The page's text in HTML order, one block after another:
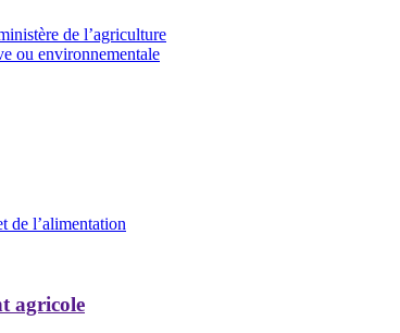
de l’agriculture
ou environnementale
de l’alimentation
agricole